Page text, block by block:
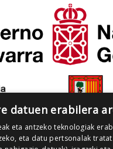
datuen erabilera
eta antzeko teknologiak
eta datu pertsonalak